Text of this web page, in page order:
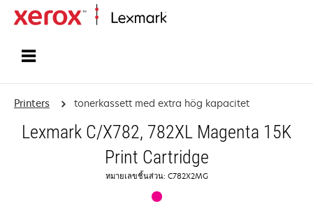
Printers tonerkassett med extra hög kapacitet
Lexmark C/X782, 782XL Magenta 15K
Print Cartridge
หมายเลขชิ้นส่วน: C782X2MG